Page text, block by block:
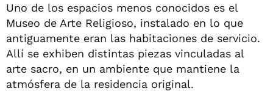
Uno de los espacios menos conocidos es el
Museo de Arte Religioso, instalado en lo que
antiguamente eran las habitaciones de servicio.
Allí se exhiben distintas piezas vinculadas al
arte sacro, en un ambiente que mantiene la
atmósfera de la residencia original.